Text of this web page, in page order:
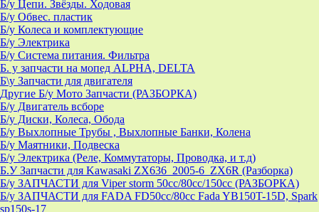
Б/у Цепи. Звёзды. Ходовая
Б/у Обвес. пластик
Б/у Колеса и комплектующие
Б/у Электрика
Б/у Система питания. Фильтра
Б. у запчасти на мопед ALPHA, DELTA
Б\у Запчасти для двигателя
Другие Б/у Мото Запчасти (РАЗБОРКА)
Б/у Двигатель всборе
Б/у Диски, Колеса, Обода
Б/у Выхлопные Трубы , Выхлопные Банки, Колена
Б/у Маятники, Подвеска
Б/у Электрика (Реле, Коммутаторы, Проводка, и т.д)
Б.У Запчасти для Kawasaki ZX636_2005-6_ZX6R (Разборка)
Б/у ЗАПЧАСТИ для Viper storm 50cc/80cc/150cc (РАЗБОРКА)
Б/у ЗАПЧАСТИ для FADA FD50cc/80cc Fada YB150T-15D, Spark
sp150s-17